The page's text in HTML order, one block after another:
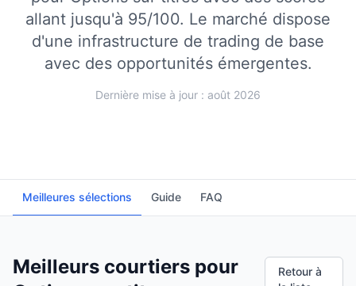
allant jusqu'à 95/100. Le marché dispose
d'une infrastructure de trading de base
avec des opportunités émergentes.
Dernière mise à jour : août 2026
Meilleures sélections Guide FAQ
Meilleurs courtiers pour
Retour à